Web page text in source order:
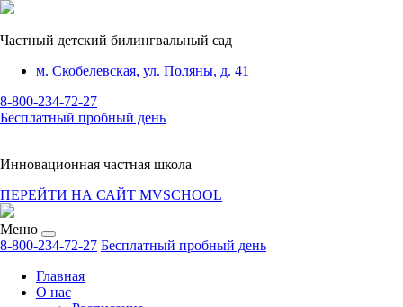
Частный детский билингвальный сад
м. Скобелевская, ул. Поляны, д. 41
8-800-234-72-27
Бесплатный пробный день
Инновационная частная школа
ПЕРЕЙТИ НА САЙТ MVSCHOOL
Меню
8-800-234-72-27 Бесплатный пробный день
Главная
О нас